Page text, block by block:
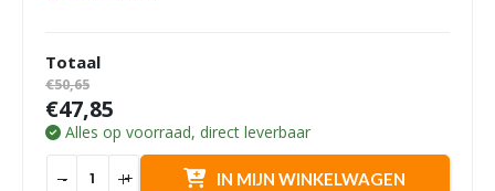
Totaal
€50,65
€47,85
Alles op voorraad, direct leverbaar
- + IN MIJN WINKELWAGEN